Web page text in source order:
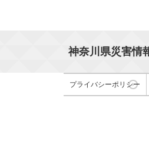
神奈川県災害情
プライバシーポリシー